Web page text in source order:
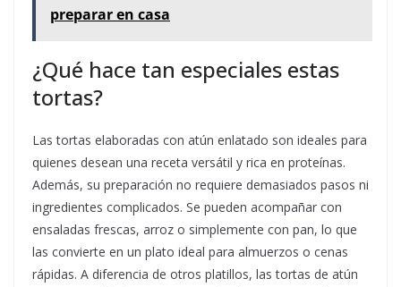
preparar en casa
¿Qué hace tan especiales estas
tortas?
Las tortas elaboradas con atún enlatado son ideales para
quienes desean una receta versátil y rica en proteínas.
Además, su preparación no requiere demasiados pasos ni
ingredientes complicados. Se pueden acompañar con
ensaladas frescas, arroz o simplemente con pan, lo que
las convierte en un plato ideal para almuerzos o cenas
rápidas. A diferencia de otros platillos, las tortas de atún